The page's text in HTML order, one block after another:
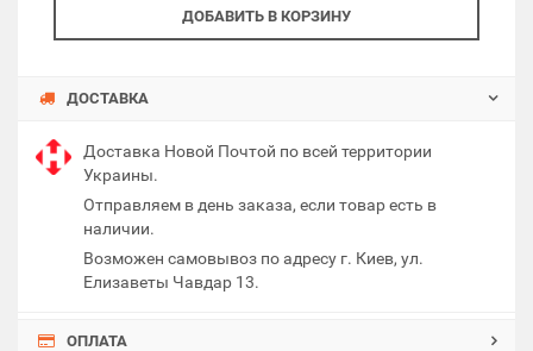
ДОБАВИТЬ В КОРЗИНУ
ДОСТАВКА
Доставка Новой Почтой по всей территории
Украины.
Отправляем в день заказа, если товар есть в
наличии.
Возможен самовывоз по адресу г. Киев, ул.
Елизаветы Чавдар 13.
ОПЛАТА